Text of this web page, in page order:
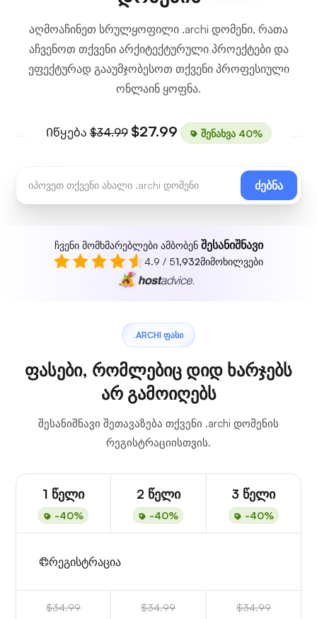
აღმოაჩინეთ სრულყოფილი .archi დომენი, რათა
აჩვენოთ თქვენი არქიტექტურული პროექტები და
ეფექტურად გააუმჯობესოთ თქვენი პროფესიული
ონლაინ ყოფნა.
Იწყება$34.99 $27.99 შენახვა 40%
ძებნა
ჩვენი მომხმარებლები ამბობენ შესანიშნავი
4.9 / 51,932მიმოხილვები
.ARCHI ᲤᲐᲡᲘ
ფასები, რომლებიც დიდ ხარჯებს
არ გამოიღებს
შესანიშნავი შეთავაზება თქვენი .archi დომენის
რეგისტრაციისთვის.
1 წელი
-40%
2 წელი
-40%
3 წელი
-40%
რეგისტრაცია
$34.99 $34.99 $34.99